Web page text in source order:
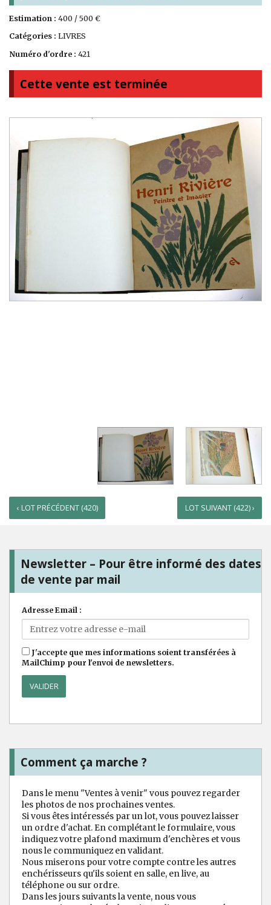
Estimation : 400 / 500 €
Catégories : LIVRES
Numéro d'ordre : 421
Cette vente est terminée
‹ LOT PRÉCÉDENT (420) LOT SUIVANT (422) ›
Newsletter – Pour être informé des dates
de vente par mail
Adresse Email :
J'accepte que mes informations soient transférées à
MailChimp pour l'envoi de newsletters.
Comment ça marche ?
Dans le menu "Ventes à venir" vous pouvez regarder
les photos de nos prochaines ventes.
Si vous êtes intéressés par un lot, vous pouvez laisser
un ordre d'achat. En complétant le formulaire, vous
indiquez votre plafond maximum d'enchères et vous
nous le communiquez en validant.
Nous miserons pour votre compte contre les autres
enchérisseurs qu'ils soient en salle, en live, au
téléphone ou sur ordre.
Dans les jours suivants la vente, nous vous